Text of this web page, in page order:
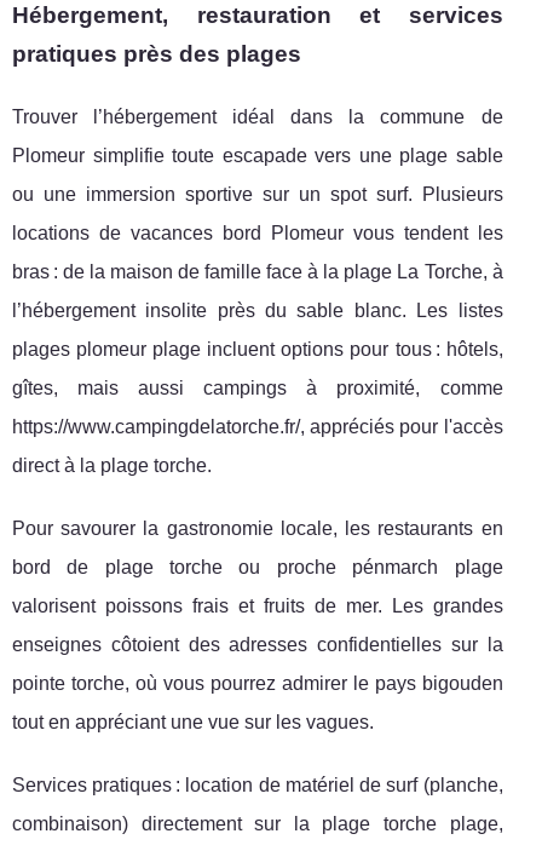
Hébergement, restauration et services
pratiques près des plages
Trouver l’hébergement idéal dans la commune de
Plomeur simplifie toute escapade vers une plage sable
ou une immersion sportive sur un spot surf. Plusieurs
locations de vacances bord Plomeur vous tendent les
bras : de la maison de famille face à la plage La Torche, à
l’hébergement insolite près du sable blanc. Les listes
plages plomeur plage incluent options pour tous : hôtels,
gîtes, mais aussi campings à proximité, comme
https://www.campingdelatorche.fr/, appréciés pour l'accès
direct à la plage torche.
Pour savourer la gastronomie locale, les restaurants en
bord de plage torche ou proche pénmarch plage
valorisent poissons frais et fruits de mer. Les grandes
enseignes côtoient des adresses confidentielles sur la
pointe torche, où vous pourrez admirer le pays bigouden
tout en appréciant une vue sur les vagues.
Services pratiques : location de matériel de surf (planche,
combinaison) directement sur la plage torche plage,